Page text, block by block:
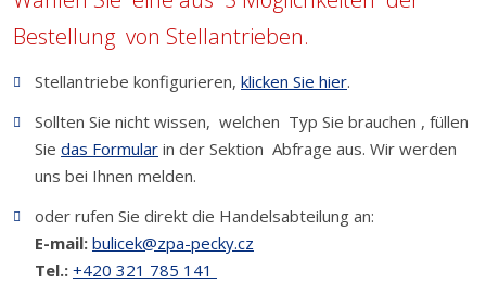
Bestellung von Stellantrieben.
Stellantriebe konfigurieren, klicken Sie hier.
Sollten Sie nicht wissen, welchen Typ Sie brauchen , füllen
Sie das Formularin der Sektion Abfrage aus. Wir werden
uns bei Ihnen melden.
oder rufen Sie direkt die Handelsabteilung an:
E-mail: bulicek@zpa-pecky.cz
Tel.: +420 321 785 141